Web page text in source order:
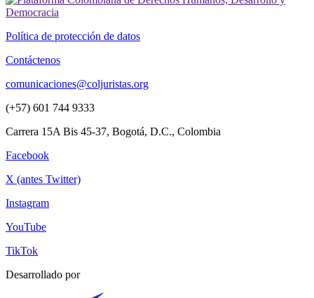
Política de protección de datos
Contáctenos
comunicaciones@coljuristas.org
(+57) 601 744 9333
Carrera 15A Bis 45-37, Bogotá, D.C., Colombia
Facebook
X (antes Twitter)
Instagram
YouTube
TikTok
Desarrollado por